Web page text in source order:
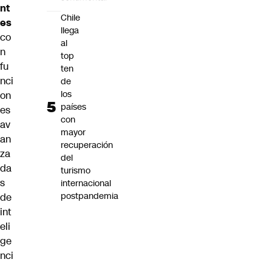
nt
es
co
n
fu
nci
on
es
av
an
za
da
s
de
int
eli
ge
nci
Chile
llega
al
top
ten
de
los
países
con
mayor
recuperación
del
turismo
internacional
postpandemia